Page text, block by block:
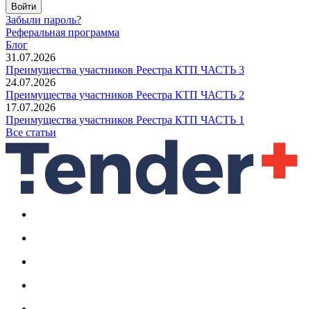
Войти
Забыли пароль?
Реферальная программа
Блог
31.07.2026
Преимущества участников Реестра КТП ЧАСТЬ 3
24.07.2026
Преимущества участников Реестра КТП ЧАСТЬ 2
17.07.2026
Преимущества участников Реестра КТП ЧАСТЬ 1
Все статьи